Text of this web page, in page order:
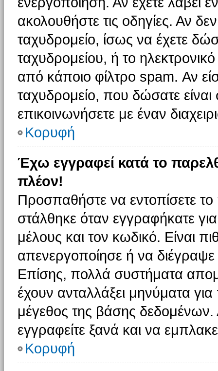
ακολουθήστε τις οδηγίες. Αν
ταχυδρομείο, ίσως να έχετε
ταχυδρομείου, ή το
από κάποιο φίλτρο spam. Αν
ταχυδρομείο, που δώσατε
επικοινωνήσετε με έναν
Κορυφή
Έχω εγγραφεί κατά το
πλέον!
Προσπαθήστε να εντοπίσετε
στάλθηκε όταν εγγραφήκατε
μέλους και τον κωδικό. Είναι
απενεργοποίησε ή να
Επίσης, πολλά συστήματα
έχουν ανταλλάξει μηνύματα
μέγεθος της βάσης
εγγραφείτε ξανά και να
Κορυφή